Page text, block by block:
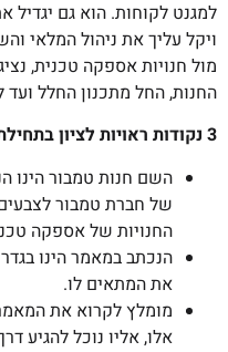
למגנט לקוחות. הוא גם יגדיל
ויקל עליך את ניהול המלאי
מול חנויות אספקה טכנית,
החנות, החל מתכנון החלל
3 נקודות ראויות לציון בתחילת הפוסט:
השם חנות טמבור הינו
של חברת טמבור
החנויות של אספקה
הנכתב במאמר הינו
את המתאים לו.
מומלץ לקרוא את
אלו, אליו נוכל להגיע